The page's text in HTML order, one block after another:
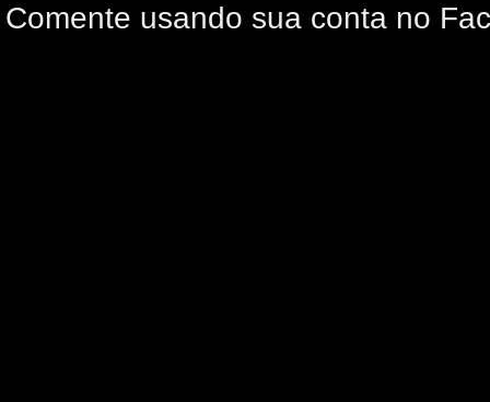
Comente usando sua conta no